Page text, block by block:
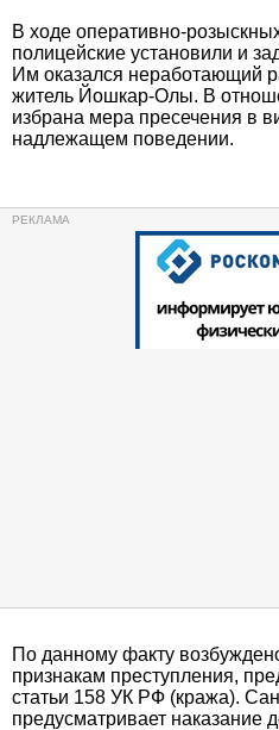
В ходе оперативно-
полицейские установили и
Им оказался неработающий
житель Йошкар-Олы. В
избрана мера пресечения в
надлежащем поведении.
По данному факту
признакам преступления,
статьи 158 УК РФ (кража).
предусматривает наказание